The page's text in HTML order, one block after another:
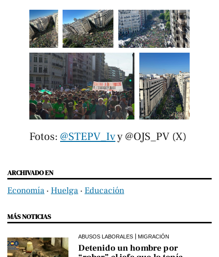
Fotos: @STEPV_Iv y @OJS_PV (X)
ARCHIVADO EN
Economía ‧ Huelga ‧ Educación
MÁS NOTICIAS
ABUSOS LABORALES MIGRACIÓN
Detenido un hombre por